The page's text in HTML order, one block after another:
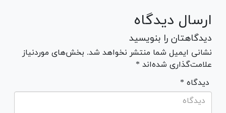
ارسال دیدگاه
دیدگاهتان را بنویسید
نشانی ایمیل شما منتشر نخواهد شد. بخش‌های موردنیاز
علامت‌گذاری شده‌اند *
* دیدگاه